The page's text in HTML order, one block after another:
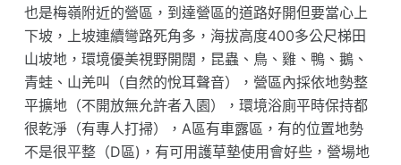
也是梅嶺附近的營區，到達營區的道路好開但要當心上
下坡，上坡連續彎路死角多，海拔高度400多公尺梯田
山坡地，環境優美視野開闊，昆蟲、鳥、雞、鴨、鵝、
青蛙、山羌叫（自然的悅耳聲音），營區內採依地勢整
平擴地（不開放無允許者入園），環境浴廁平時保持都
很乾淨（有專人打掃），A區有車露區，有的位置地勢
不是很平整（D區)，有可用護草墊使用會好些，營場地